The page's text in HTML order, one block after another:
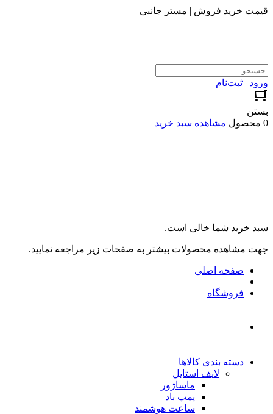
قیمت خرید فروش | مستر جانبی
ورود | ثبت‌نام
بستن
0 محصول
مشاهده سبد خرید
سبد خرید شما خالی است.
جهت مشاهده محصولات بیشتر به صفحات زیر مراجعه نمایید.
صفحه اصلی
فروشگاه
دسته بندی کالاها
لایف استایل
ماساژور
پمپ باد
ساعت هوشمند